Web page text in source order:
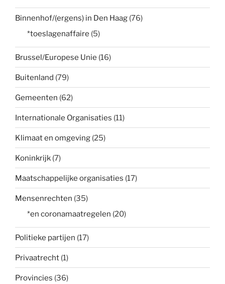
Binnenhof/(ergens) in Den Haag (76)
*toeslagenaffaire (5)
Brussel/Europese Unie (16)
Buitenland (79)
Gemeenten (62)
Internationale Organisaties (11)
Klimaat en omgeving (25)
Koninkrijk (7)
Maatschappelijke organisaties (17)
Mensenrechten (35)
*en coronamaatregelen (20)
Politieke partijen (17)
Privaatrecht (1)
Provincies (36)